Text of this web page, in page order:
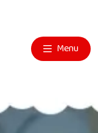
Menu